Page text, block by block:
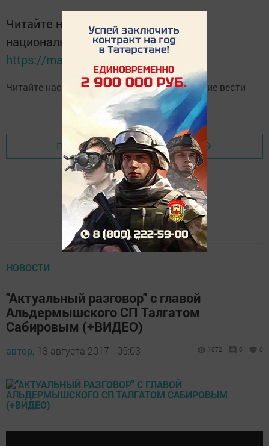
Читайте новости Татарстана в
национальном мессенджере MАХ:
https://max.ru/tatmedia
Читайте нас в Telegram-каналеВысокогорские вести
Перейти на страницу новости
НОВОСТИ
"Актуальный разговор" с главой
Альдермышского СП Талгатом
Сабировым (+ВИДЕО)
автор, 13 августа 2017 - 05:03 1072 0 0